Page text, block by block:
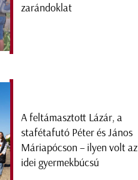
zarándoklat
A feltámasztott Lázár, a
stafétafutó Péter és János
Máriapócson – ilyen volt az
idei gyermekbúcsú